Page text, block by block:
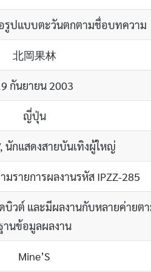
อรูปแบบตะวันตกตามชื่อบทความ
北岡果林
กันยายน 2003
ญี่ปุ่น
นักแสดงสายบันเทิงผู้ใหญ่
มรายการผลงานรหัส IPZZ-285
ดบิวต์ และมีผลงานกับหลายค่ายต
านข้อมูลผลงาน
Mine’S